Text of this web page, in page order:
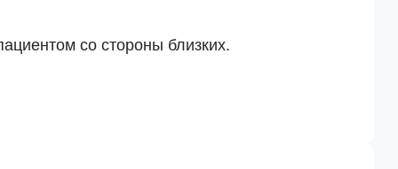
со стороны близких.